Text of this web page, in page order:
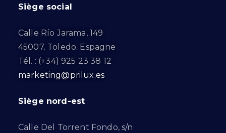
Siège social
Calle Río Jarama, 149
45007. Toledo. Espagne
Tél. : (+34) 925 23 38 12
marketing@prilux.es
Siège nord-est
Calle Del Torrent Fondo, s/n